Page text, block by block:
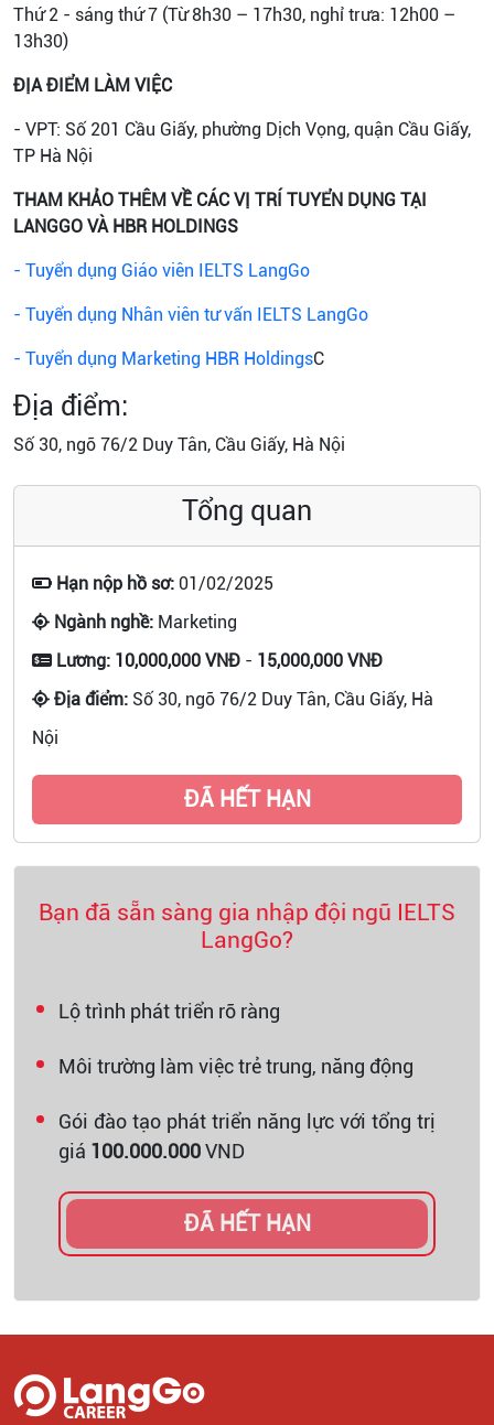
Thứ 2 - sáng thứ 7 (Từ 8h30 – 17h30, nghỉ trưa: 12h00 –
13h30)
ĐỊA ĐIỂM LÀM VIỆC
- VPT: Số 201 Cầu Giấy, phường Dịch Vọng, quận Cầu Giấy,
TP Hà Nội
THAM KHẢO THÊM VỀ CÁC VỊ TRÍ TUYỂN DỤNG TẠI
LANGGO VÀ HBR HOLDINGS
- Tuyển dụng Giáo viên IELTS LangGo
- Tuyển dụng Nhân viên tư vấn IELTS LangGo
- Tuyển dụng Marketing HBR HoldingsC
Địa điểm:
Số 30, ngõ 76/2 Duy Tân, Cầu Giấy, Hà Nội
Tổng quan
Hạn nộp hồ sơ: 01/02/2025
Ngành nghề: Marketing
Lương: 10,000,000 VNĐ - 15,000,000 VNĐ
Địa điểm: Số 30, ngõ 76/2 Duy Tân, Cầu Giấy, Hà
Nội
ĐÃ HẾT HẠN
Bạn đã sẵn sàng gia nhập đội ngũ IELTS
LangGo?
Lộ trình phát triển rõ ràng
Môi trường làm việc trẻ trung, năng động
Gói đào tạo phát triển năng lực với tổng trị
giá 100.000.000VND
ĐÃ HẾT HẠN